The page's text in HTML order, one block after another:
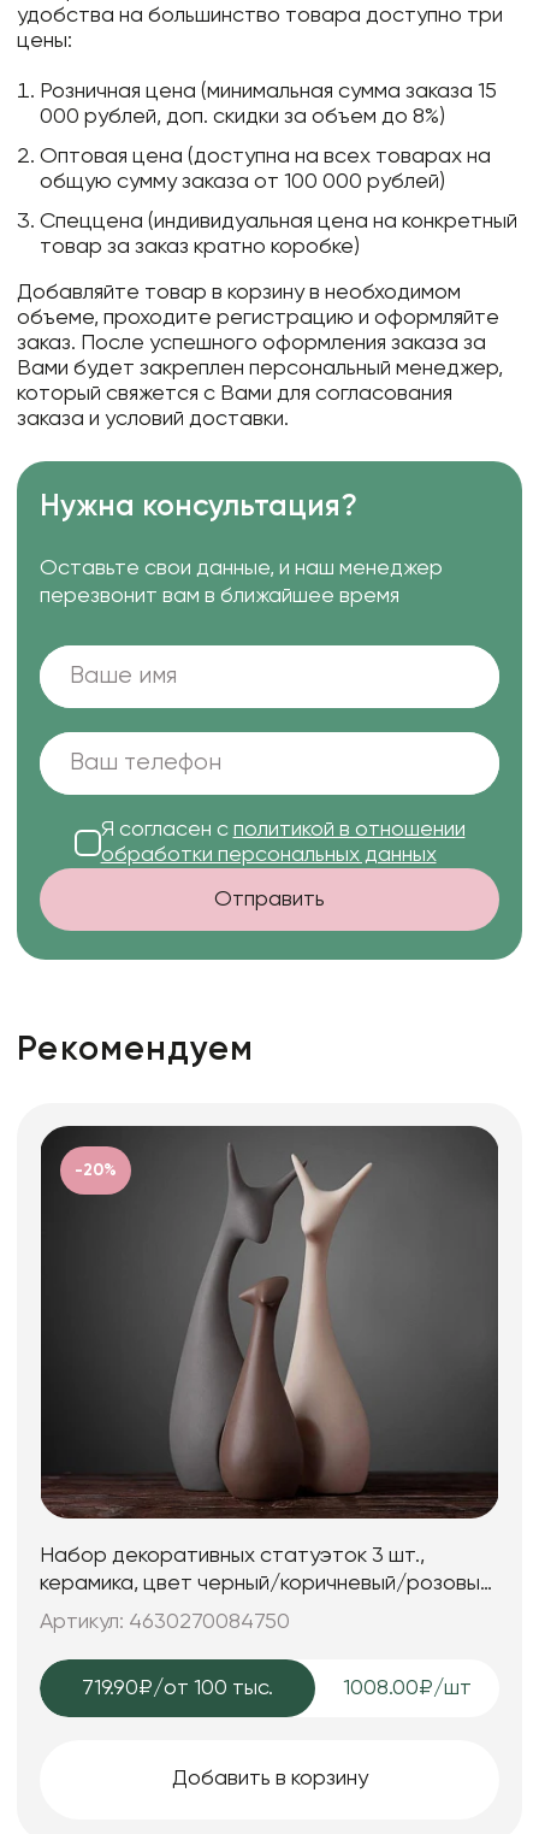
удобства на большинство товара доступно три
цены:
Розничная цена (минимальная сумма заказа 15
000 рублей, доп. скидки за объем до 8%)
Оптовая цена (доступна на всех товарах на
общую сумму заказа от 100 000 рублей)
Спеццена (индивидуальная цена на конкретный
товар за заказ кратно коробке)
Добавляйте товар в корзину в необходимом
объеме, проходите регистрацию и оформляйте
заказ. После успешного оформления заказа за
Вами будет закреплен персональный менеджер,
который свяжется с Вами для согласования
заказа и условий доставки.
Нужна консультация?
Оставьте свои данные, и наш менеджер
перезвонит вам в ближайшее время
Я согласен с политикой в отношении
обработки персональных данных
Отправить
Рекомендуем
-20%
Набор декоративных статуэток 3 шт.,
керамика, цвет черный/коричневый/розовый,
25*7; 25*7; 15*6 см.
Артикул: 4630270084750
719.90₽/от 100 тыс. 1008.00₽/шт
Добавить в корзину